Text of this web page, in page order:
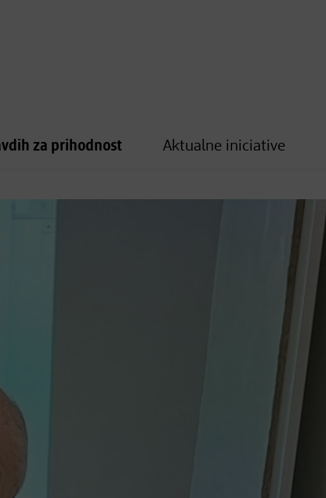
za prihodnost Aktualne iniciative